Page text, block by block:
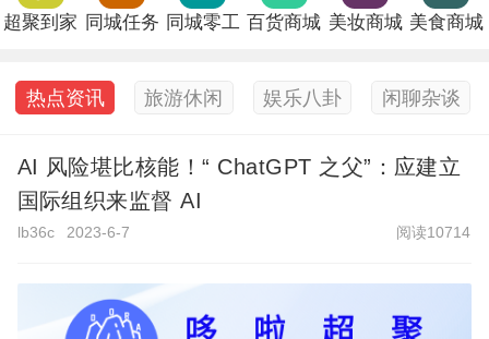
超聚到家 同城任务 同城零工 百货商城 美妆商城 美食商城
热点资讯 旅游休闲 娱乐八卦 闲聊杂谈
AI 风险堪比核能！“ ChatGPT 之父”：应建立
国际组织来监督 AI
lb36c 2023-6-7 阅读10714